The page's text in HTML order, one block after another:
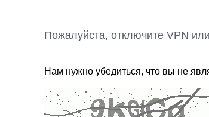
Пожалуйста, отключите VPN
Нам нужно убедиться, что вы не